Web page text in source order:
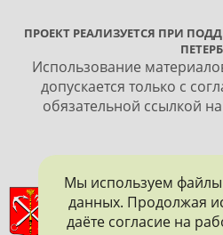
ПРОЕКТ РЕАЛИЗУЕТСЯ ПРИ
Использование
допускается только с
обязательной ссылкой
ПРАВИТЕЛЬСТВО САНКТ-
КОМИТЕТ ПО
И ОХРАНЕ ПАМЯТНИКОВ
Мы используем файлы
данных. Продолжая
даёте согласие на